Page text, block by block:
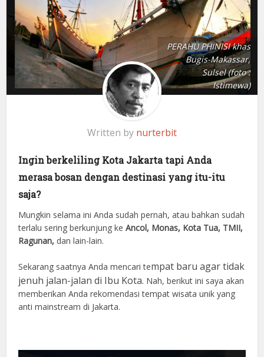
PERAHU PHINISI khas
Bugis-Makassar,
Sulsel (foto :
Istimewa)
Written by nurterbit
Ingin berkeliling Kota Jakarta tapi Anda
merasa bosan dengan destinasi yang itu-itu
saja?
Mungkin selama ini Anda sudah pernah, atau bahkan sudah
terlalu sering berkunjung keAncol, Monas, Kota Tua, TMII,
Ragunan, dan lain-lain.
Sekarang saatnya Anda mencari tempat baru agar tidak
jenuh jalan-jalan di Ibu Kota. Nah, berikut ini saya akan
memberikan Anda rekomendasi tempat wisata unik yang
anti mainstream di Jakarta.